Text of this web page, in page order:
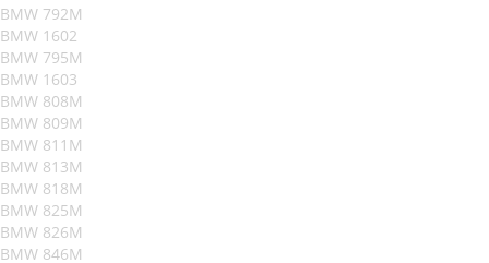
BMW 792M
BMW 1602
BMW 795M
BMW 1603
BMW 808M
BMW 809M
BMW 811M
BMW 813M
BMW 818M
BMW 825M
BMW 826M
BMW 846M